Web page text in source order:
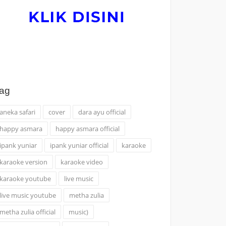
safari cover
dara ayu official
asmara
happy asmara official
yuniar
ipank yuniar official
karaoke
version
karaoke video
youtube
live music
music youtube
metha zulia
zulia official
music)